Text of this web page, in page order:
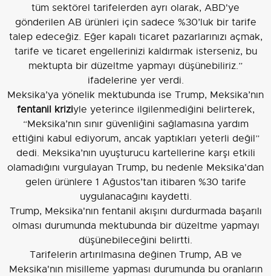
tüm sektörel tarifelerden ayrı olarak, ABD'ye
gönderilen AB ürünleri için sadece %30’luk bir tarife
talep edeceğiz. Eğer kapalı ticaret pazarlarınızı açmak,
tarife ve ticaret engellerinizi kaldırmak isterseniz, bu
mektupta bir düzeltme yapmayı düşünebiliriz.”
ifadelerine yer verdi.
Meksika’ya yönelik mektubunda ise Trump, Meksika’nın
fentanil kriziyle yeterince ilgilenmediğini belirterek,
“Meksika’nın sınır güvenliğini sağlamasına yardım
ettiğini kabul ediyorum, ancak yaptıkları yeterli değil”
dedi. Meksika’nın uyuşturucu kartellerine karşı etkili
olamadığını vurgulayan Trump, bu nedenle Meksika'dan
gelen ürünlere 1 Ağustos’tan itibaren %30 tarife
uygulanacağını kaydetti.
Trump, Meksika'nın fentanil akışını durdurmada başarılı
olması durumunda mektubunda bir düzeltme yapmayı
düşünebileceğini belirtti.
Tarifelerin artırılmasına değinen Trump, AB ve
Meksika'nın misilleme yapması durumunda bu oranların